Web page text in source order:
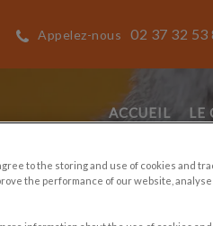
Appelez-nous 02 37 32 53
ACCUEIL LE
to the storing and use of cookies and
the performance of our website,